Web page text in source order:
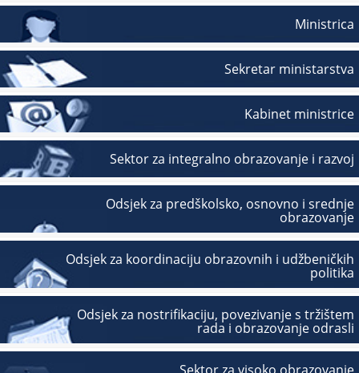
Ministrica
Sekretar ministarstva
Kabinet ministrice
Sektor za integralno obrazovanje i razvoj
Odsjek za predškolsko, osnovno i srednje
obrazovanje
Odsjek za koordinaciju obrazovnih i udžbeničkih
politika
Odsjek za nostrifikaciju, povezivanje s tržištem
rada i obrazovanje odrasli